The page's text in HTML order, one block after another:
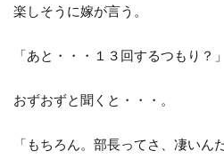
楽しそうに嫁が言う。
「あと・・・１３回するつもり？」
おずおずと聞くと・・・。
「もちろん。部長ってさ、凄いん